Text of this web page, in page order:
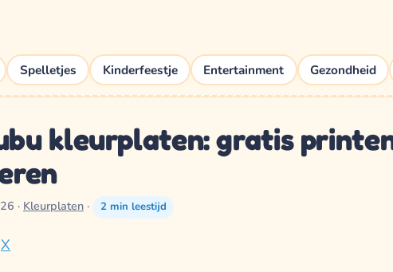
Spelletjes Kinderfeestje Entertainment Gezondheid
kleurplaten: gratis
· Kleurplaten · 2 min leestijd
X